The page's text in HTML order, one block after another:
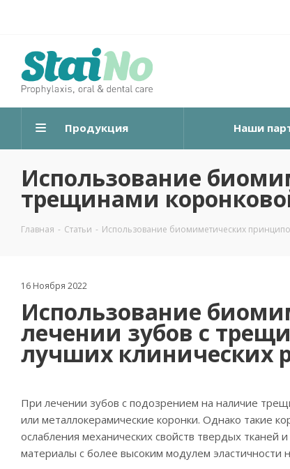
Продукция Наши
Использование
трещинами
Главная - Статьи - Использование биомиметических
16 Ноября 2022
Использование
лечении зубов с
лучших клинических
При лечении зубов с подозрением на наличие
или металлокерамические коронки. Однако такие
ослабления механических свойств твердых тканей
материалы с более высоким модулем